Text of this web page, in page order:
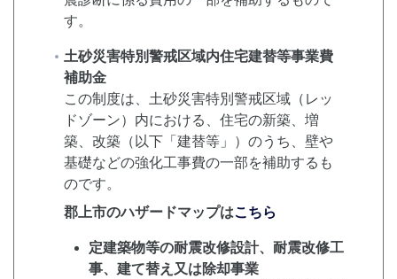
す。
土砂災害特別警戒区域内住宅建替等事業費
補助金
この制度は、土砂災害特別警戒区域（レッ
ドゾーン）内における、住宅の新築、増
築、改築（以下「建替等」）のうち、壁や
基礎などの強化工事費の一部を補助するも
のです。
郡上市のハザードマップはこちら
定建築物等の耐震改修設計、耐震改修工
事、建て替え又は除却事業